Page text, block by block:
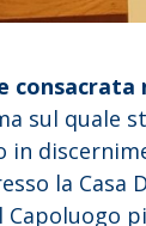
consacrata
sul quale
la Casa
Capoluogo